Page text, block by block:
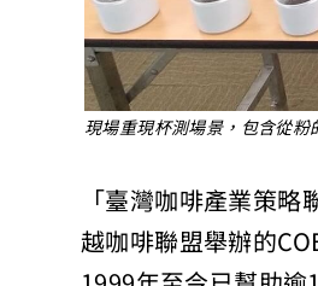
現場重現杯測場景，包含從
「臺灣咖啡產業策
越咖啡聯盟舉辦的